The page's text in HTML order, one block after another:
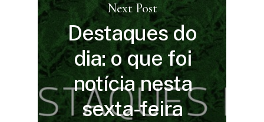
Next Post
Destaques do
dia: o que foi
notícia nesta
sexta-feira